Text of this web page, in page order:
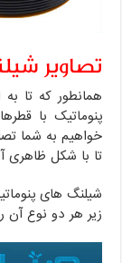
تصاویر
همانطور که تا
پنوماتیک با
خواهیم به شما
تا با شکل ظاهری
شیلنگ های
زیر هر دو نوع آن